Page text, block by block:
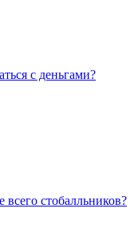
с деньгами?
стобалльников?